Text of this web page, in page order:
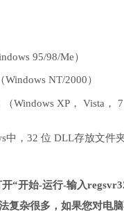
95/98/Me）
NT/2000）
Windows XP， Vista，
中，32 位 DLL存放文件
“开始-运行-输入
复杂很多，如果您对电